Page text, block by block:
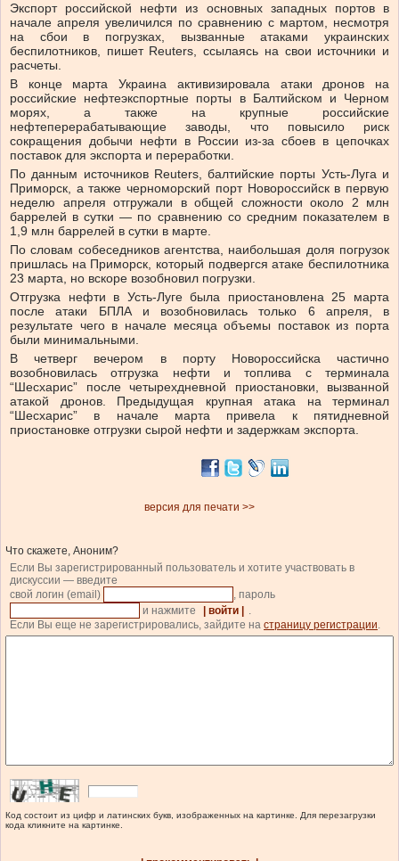
Экспорт российской нефти из основных западных портов в
начале апреля увеличился по сравнению с мартом, несмотря
на сбои в погрузках, вызванные атаками украинских
беспилотников, пишет Reuters, ссылаясь на свои источники и
расчеты.
В конце марта Украина активизировала атаки дронов на
российские нефтеэкспортные порты в Балтийском и Черном
морях, а также на крупные российские
нефтеперерабатывающие заводы, что повысило риск
сокращения добычи нефти в России из-за сбоев в цепочках
поставок для экспорта и переработки.
По данным источников Reuters, балтийские порты Усть-Луга и
Приморск, а также черноморский порт Новороссийск в первую
неделю апреля отгружали в общей сложности около 2 млн
баррелей в сутки — по сравнению со средним показателем в
1,9 млн баррелей в сутки в марте.
По словам собеседников агентства, наибольшая доля погрузок
пришлась на Приморск, который подвергся атаке беспилотника
23 марта, но вскоре возобновил погрузки.
Отгрузка нефти в Усть-Луге была приостановлена ​​25 марта
после атаки БПЛА и возобновилась только 6 апреля, в
результате чего в начале месяца объемы поставок из порта
были минимальными.
В четверг вечером в порту Новороссийска частично
возобновилась отгрузка нефти и топлива с терминала
“Шесхарис” после четырехдневной приостановки, вызванной
атакой дронов. Предыдущая крупная атака на терминал
“Шесхарис” в начале марта привела к пятидневной
приостановке отгрузки сырой нефти и задержкам экспорта.
версия для печати >>
Что скажете, Аноним?
Если Вы зарегистрированный пользователь и хотите участвовать в
дискуссии — введите
свой логин (email)
, пароль
и нажмите
| войти |
.
Если Вы еще не зарегистрировались, зайдите на страницу регистрации.
Код состоит из цифр и латинских букв, изображенных на картинке. Для перезагрузки
кода кликните на картинке.